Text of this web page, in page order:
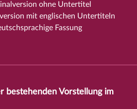
ohne Untertitel
mit englischen Untertiteln
Fassung
bestehenden Vorstellung im